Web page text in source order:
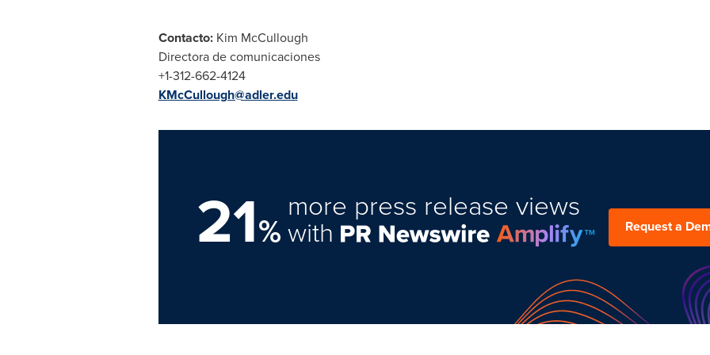
Contacto: Kim McCullough
Directora de comunicaciones
+1-312-662-4124
KMcCullough@adler.edu
21%
more press release views
with Request a